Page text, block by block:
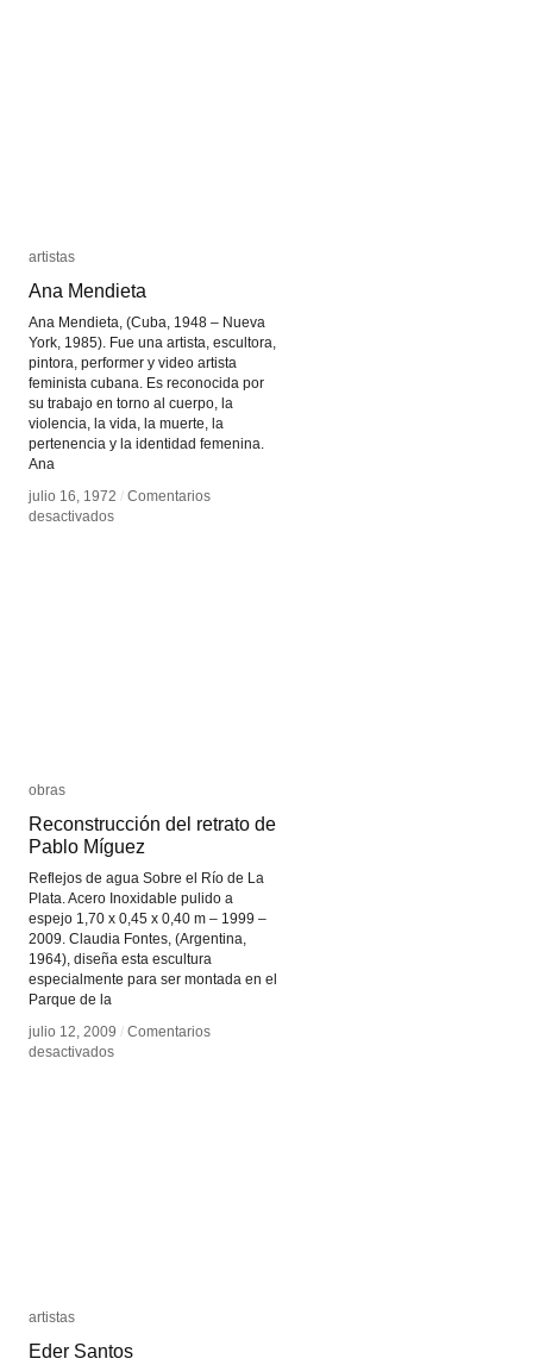
artistas
Ana Mendieta
Ana Mendieta, (Cuba, 1948 – Nueva
York, 1985). Fue una artista, escultora,
pintora, performer y video artista
feminista cubana. Es reconocida por
su trabajo en torno al cuerpo, la
violencia, la vida, la muerte, la
pertenencia y la identidad femenina.
Ana
julio 16, 1972 / Comentarios
desactivadosen
artistas
Ana Mendieta
julio 16, 1972 / Comentarios
desactivadosen
obras
Reconstrucción del retrato de
Pablo Míguez
Reflejos de agua Sobre el Río de La
Plata. Acero Inoxidable pulido a
espejo 1,70 x 0,45 x 0,40 m – 1999 –
2009. Claudia Fontes, (Argentina,
1964), diseña esta escultura
especialmente para ser montada en el
Parque de la
julio 12, 2009 / Comentarios
desactivadosen
obras
Reconstrucción del retrato de
Pablo Míguez
julio 12, 2009 / Comentarios
desactivadosen
artistas
Eder Santos
artistas
Eder Santos